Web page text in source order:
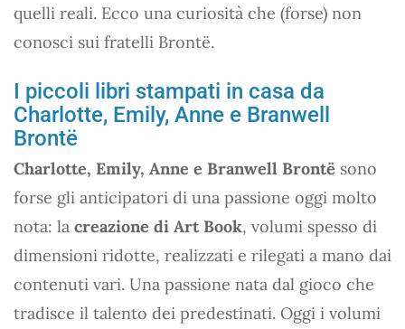
quelli reali. Ecco una curiosità che (forse) non
conosci sui fratelli Brontë.
I piccoli libri stampati in casa da
Charlotte, Emily, Anne e Branwell
Brontë
Charlotte, Emily, Anne e Branwell Brontë sono
forse gli anticipatori di una passione oggi molto
nota: la creazione di Art Book, volumi spesso di
dimensioni ridotte, realizzati e rilegati a mano dai
contenuti vari. Una passione nata dal gioco che
tradisce il talento dei predestinati. Oggi i volumi